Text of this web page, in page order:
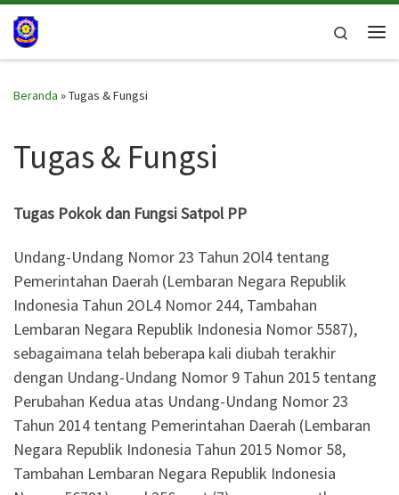
Skip to content
Search
Beranda »Tugas & Fungsi
Tugas & Fungsi
Tugas Pokok dan Fungsi Satpol PP
Undang-Undang Nomor 23 Tahun 2Ol4 tentang
Pemerintahan Daerah (Lembaran Negara Republik
Indonesia Tahun 2OL4 Nomor 244, Tambahan
Lembaran Negara Republik Indonesia Nomor 5587),
sebagaimana telah beberapa kali diubah terakhir
dengan Undang-Undang Nomor 9 Tahun 2015 tentang
Perubahan Kedua atas Undang-Undang Nomor 23
Tahun 2014 tentang Pemerintahan Daerah (Lembaran
Negara Republik Indonesia Tahun 2015 Nomor 58,
Tambahan Lembaran Negara Republik Indonesia